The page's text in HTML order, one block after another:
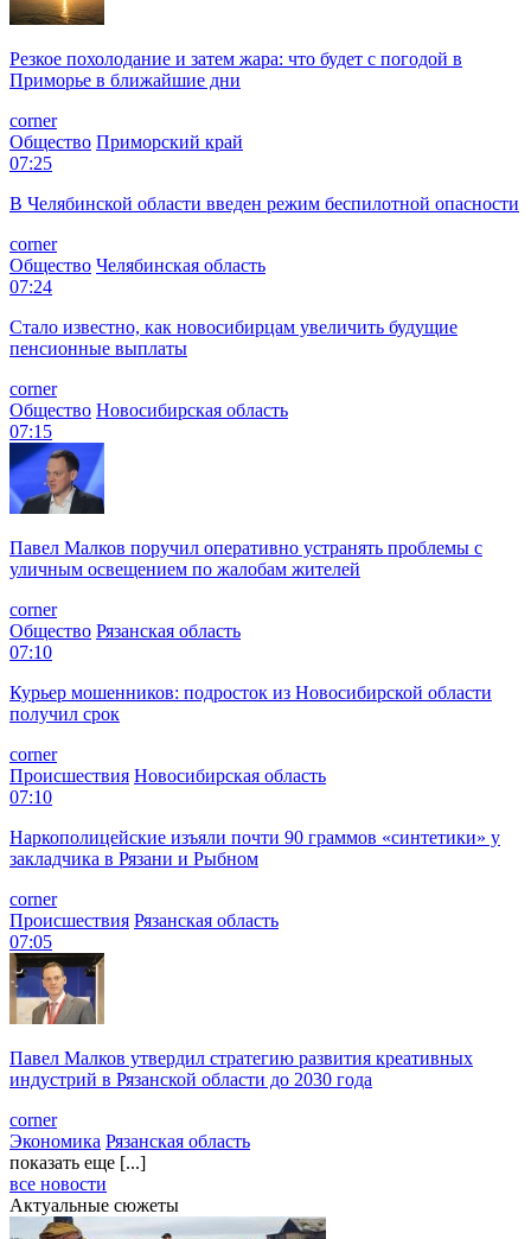
Резкое похолодание и затем жара: что будет с погодой в
Приморье в ближайшие дни
corner
Общество Приморский край
07:25
В Челябинской области введен режим беспилотной опасности
corner
Общество Челябинская область
07:24
Стало известно, как новосибирцам увеличить будущие
пенсионные выплаты
corner
Общество Новосибирская область
07:15
Павел Малков поручил оперативно устранять проблемы с
уличным освещением по жалобам жителей
corner
Общество Рязанская область
07:10
Курьер мошенников: подросток из Новосибирской области
получил срок
corner
Происшествия Новосибирская область
07:10
Наркополицейские изъяли почти 90 граммов «синтетики» у
закладчика в Рязани и Рыбном
corner
Происшествия Рязанская область
07:05
Павел Малков утвердил стратегию развития креативных
индустрий в Рязанской области до 2030 года
corner
Экономика Рязанская область
показать еще [...]
все новости
Актуальные сюжеты